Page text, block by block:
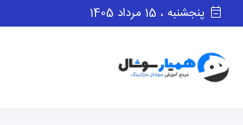
پنجشنبه ، 15 مرداد 1405